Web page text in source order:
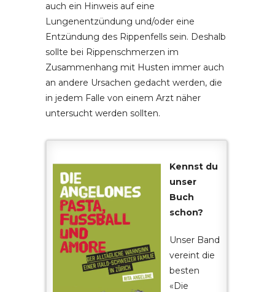
auch ein Hinweis auf eine
Lungenentzündung und/oder eine
Entzündung des Rippenfells sein. Deshalb
sollte bei Rippenschmerzen im
Zusammenhang mit Husten immer auch
an andere Ursachen gedacht werden, die
in jedem Falle von einem Arzt näher
untersucht werden sollten.
Kennst du
unser
Buch
schon?
Unser Band
vereint die
besten
«Die